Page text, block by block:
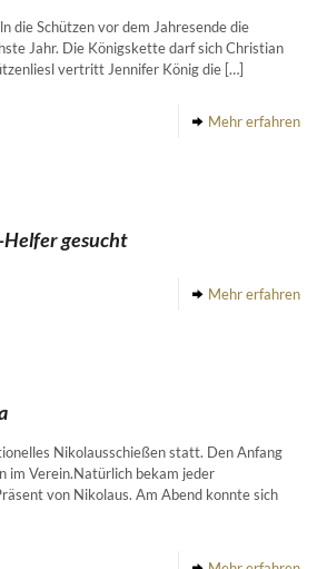
die Schützen vor dem Jahresende die
Jahr. Die Königskette darf sich Christian
vertritt Jennifer König die […]
Mehr erfahren
gesucht
Mehr erfahren
Nikolausschießen statt. Den Anfang
im Verein.Natürlich bekam jeder
von Nikolaus. Am Abend konnte sich